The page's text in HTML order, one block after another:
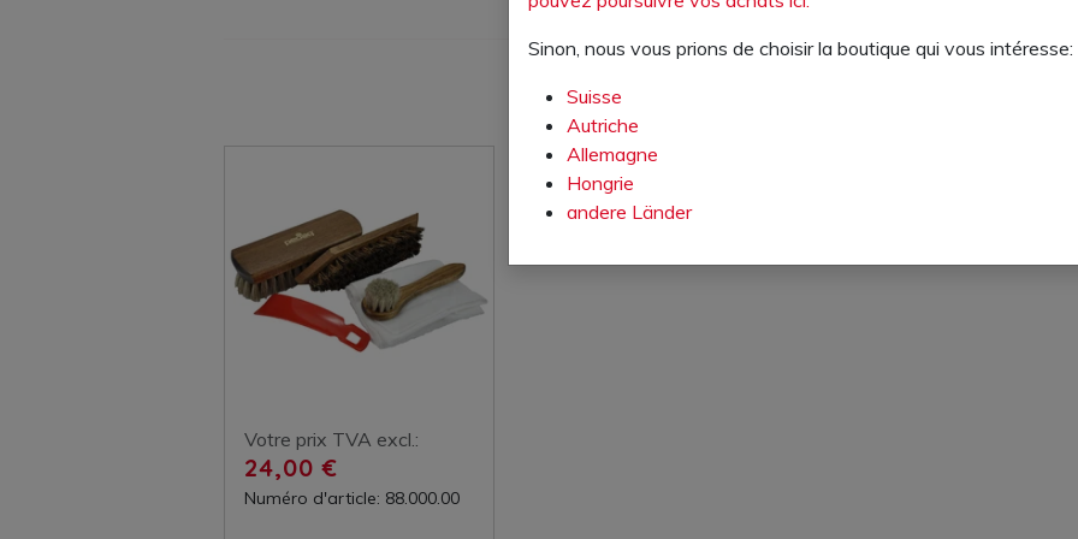
Votre prix TVA excl.:
24,00 €
Numéro d'article: 88.000.00
Sinon, nous vous prions de choisir la boutique qui vous intéresse:
Suisse
Autriche
Allemagne
Hongrie
andere Länder